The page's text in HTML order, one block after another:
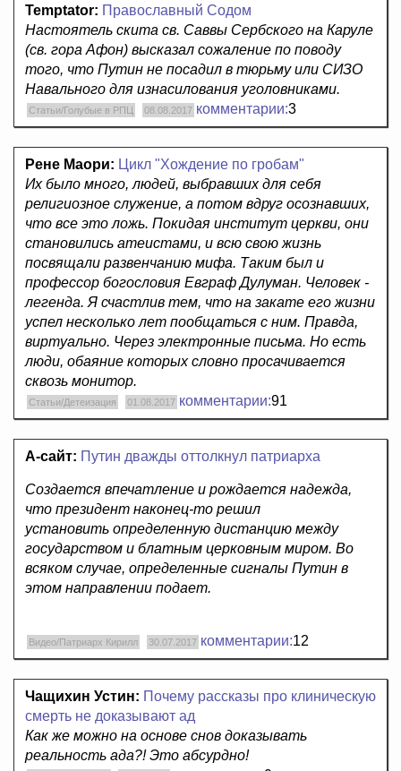
Temptator: Православный Содом
Настоятель скита св. Саввы Сербского на Каруле
(св. гора Афон) высказал сожаление по поводу
того, что Путин не посадил в тюрьму или СИЗО
Навального для изнасилования уголовниками.
Статьи/Голубые в РПЦ 08.08.2017 комментарии:3
Рене Маори: Цикл "Хождение по гробам"
Их было много, людей, выбравших для себя
религиозное служение, а потом вдруг осознавших,
что все это ложь. Покидая институт церкви, они
становились атеистами, и всю свою жизнь
посвящали развенчанию мифа. Таким был и
профессор богословия Евграф Дулуман. Человек -
легенда. Я счастлив тем, что на закате его жизни
успел несколько лет пообщаться с ним. Правда,
виртуально. Через электронные письма. Но есть
люди, обаяние которых словно просачивается
сквозь монитор.
Статьи/Детеизация 01.08.2017 комментарии:91
А-сайт: Путин дважды оттолкнул патриарха
Создается впечатление и рождается надежда,
что президент наконец-то решил
установить определенную дистанцию между
государством и блатным церковным миром. Во
всяком случае, определенные сигналы Путин в
этом направлении подает.
Видео/Патриарх Кирилл 30.07.2017 комментарии:12
Чащихин Устин: Почему рассказы про клиническую
смерть не доказывают ад
Как же можно на основе снов доказывать
реальность ада?! Это абсурдно!